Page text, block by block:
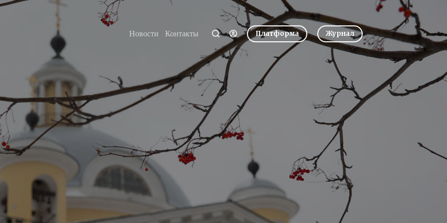
Новости Контакты Платформа Журнал